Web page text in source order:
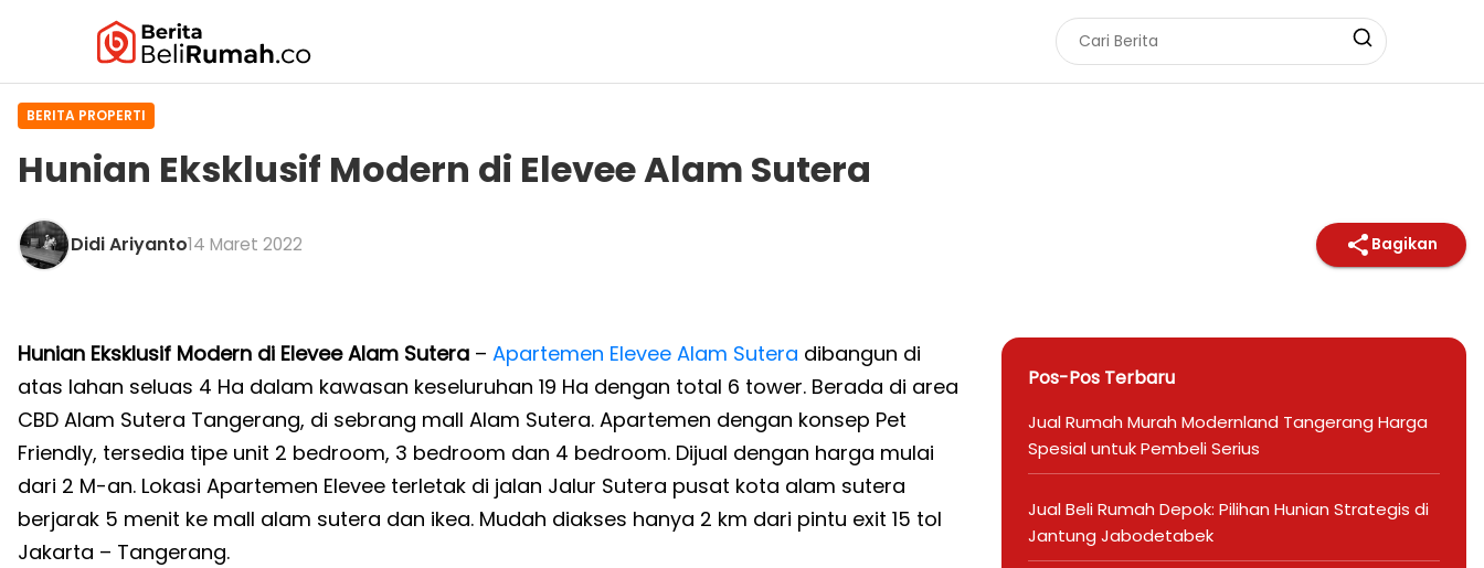
BERITA PROPERTI
Hunian Eksklusif Modern di Elevee Alam Sutera
Didi Ariyanto14 Maret 2022 Bagikan
Hunian Eksklusif Modern di Elevee Alam Sutera – Apartemen Elevee Alam Sutera dibangun di
atas lahan seluas 4 Ha dalam kawasan keseluruhan 19 Ha dengan total 6 tower. Berada di area
CBD Alam Sutera Tangerang, di sebrang mall Alam Sutera. Apartemen dengan konsep Pet
Friendly, tersedia tipe unit 2 bedroom, 3 bedroom dan 4 bedroom. Dijual dengan harga mulai
dari 2 M-an. Lokasi Apartemen Elevee terletak di jalan Jalur Sutera pusat kota alam sutera
berjarak 5 menit ke mall alam sutera dan ikea. Mudah diakses hanya 2 km dari pintu exit 15 tol
Jakarta – Tangerang.
Pos-Pos Terbaru
Jual Rumah Murah Modernland Tangerang Harga
Spesial untuk Pembeli Serius
Jual Beli Rumah Depok: Pilihan Hunian Strategis di
Jantung Jabodetabek